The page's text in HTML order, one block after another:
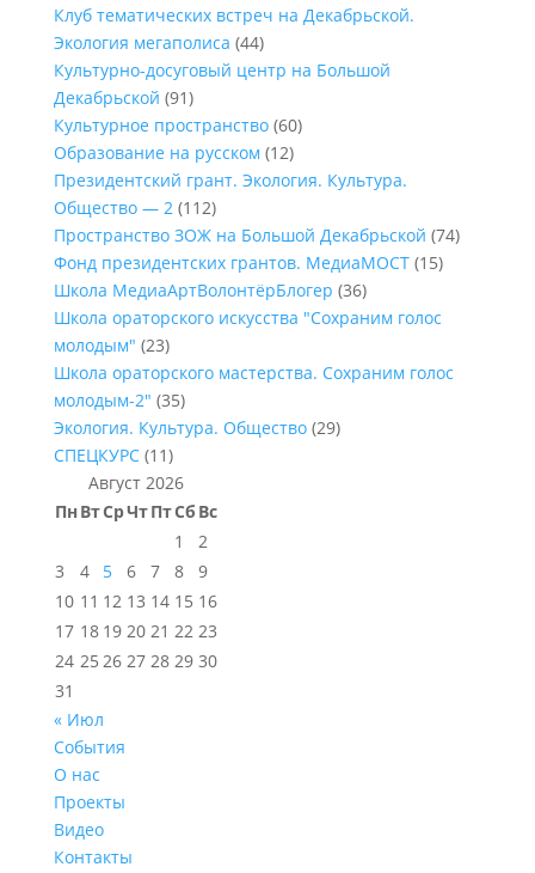
Клуб тематических встреч на Декабрьской.
Экология мегаполиса (44)
Культурно-досуговый центр на Большой
Декабрьской (91)
Культурное пространство(60)
Образование на русском (12)
Президентский грант. Экология. Культура.
Общество — 2(112)
Пространство ЗОЖ на Большой Декабрьской (74)
Фонд президентских грантов. МедиаМОСТ(15)
Школа МедиаАртВолонтёрБлогер (36)
Школа ораторского искусства "Сохраним голос
молодым" (23)
Школа ораторского мастерства. Сохраним голос
молодым-2" (35)
Экология. Культура. Общество(29)
СПЕЦКУРС(11)
Август 2026
ПнВтСрЧтПтСб Вс
1
2
3
4 5 6 7 8
9
10 11 12 13 14 15 16
17 18 19 20 21 22 23
24 25 26 27 28 29 30
31
« Июл
События
О нас
Проекты
Видео
Контакты